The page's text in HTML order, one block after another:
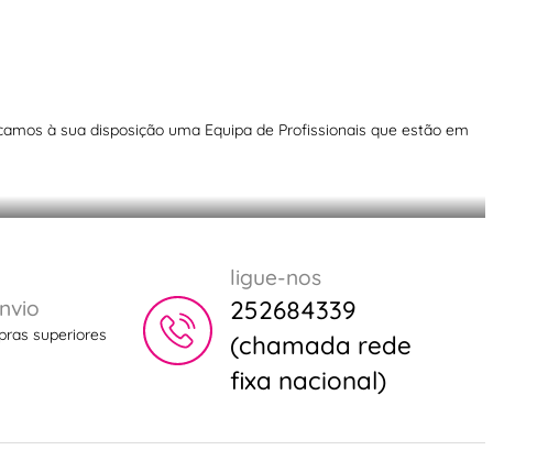
à sua disposição uma Equipa de Profissionais que estão em
melhores raspadores do
superiores
ligue-nos
252684339
(chamada rede
fixa nacional)